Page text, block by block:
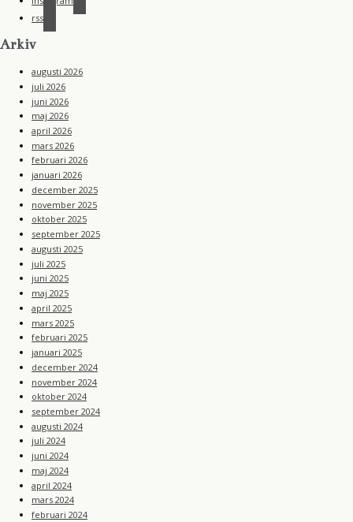
rss
Arkiv
augusti 2026
juli 2026
juni 2026
maj 2026
april 2026
mars 2026
februari 2026
januari 2026
december 2025
november 2025
oktober 2025
september 2025
augusti 2025
juli 2025
juni 2025
maj 2025
april 2025
mars 2025
februari 2025
januari 2025
december 2024
november 2024
oktober 2024
september 2024
augusti 2024
juli 2024
juni 2024
maj 2024
april 2024
mars 2024
februari 2024